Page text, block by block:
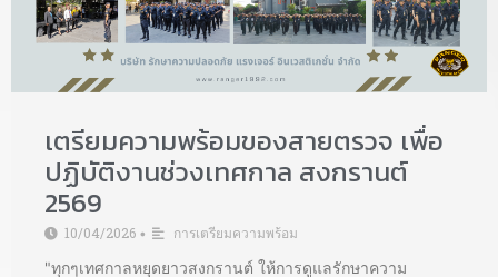
เตรียมความพร้อมของสายตรวจ เพื่อ
ปฏิบัติงานช่วงเทศกาล สงกรานต์
2569
10/04/2026 • การเตรียมความพร้อม
"ทุกๆเทศกาลหยุดยาวสงกรานต์ ให้การดูแลรักษาความ